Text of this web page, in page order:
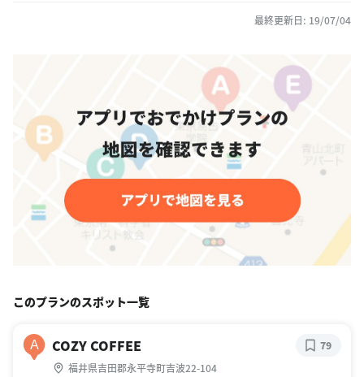
最終更新日: 19/07/04
このプランのスポット一覧
A COZY COFFEE
福井県吉田郡永平寺町吉波22-104
79